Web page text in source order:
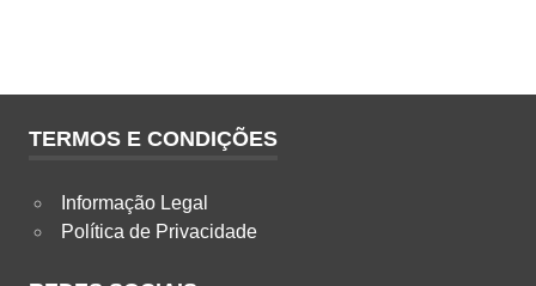
TERMOS E CONDIÇÕES
Informação Legal
Política de Privacidade